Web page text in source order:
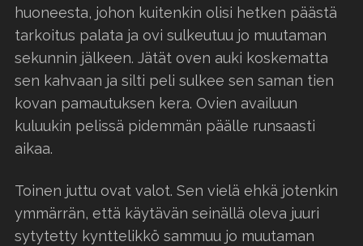
huoneesta, johon kuitenkin olisi hetken päästä
tarkoitus palata ja ovi sulkeutuu jo muutaman
sekunnin jälkeen. Jätät oven auki koskematta
sen kahvaan ja silti peli sulkee sen saman tien
kovan pamautuksen kera. Ovien availuun
kuluukin pelissä pidemmän päälle runsaasti
aikaa.
Toinen juttu ovat valot. Sen vielä ehkä jotenkin
ymmärrän, että käytävän seinällä oleva juuri
sytytetty kynttelikkö sammuu jo muutaman